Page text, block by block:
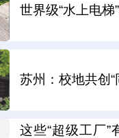
世界级“水上电梯
苏州：校地共创“
这些“超级工厂”